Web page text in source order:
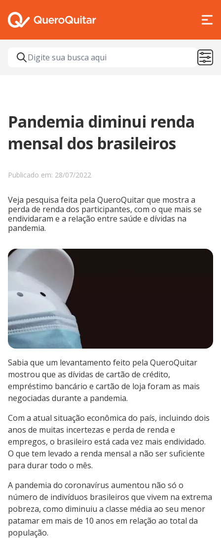
Pandemia diminui renda
mensal dos brasileiros
Publicado em: 28/07/2022
Veja pesquisa feita pela QueroQuitar que mostra a
perda de renda dos participantes, com o que mais se
endividaram e a relação entre saúde e dívidas na
pandemia.
Sabia que um levantamento feito pela QueroQuitar
mostrou que as dívidas de cartão de crédito,
empréstimo bancário e cartão de loja foram as mais
negociadas durante a pandemia.
Com a atual situação econômica do país, incluindo dois
anos de muitas incertezas e perda de renda e
empregos, o brasileiro está cada vez mais endividado.
O que tem levado a renda mensal a não ser suficiente
para durar todo o mês.
A pandemia do coronavírus aumentou não só o
número de indivíduos brasileiros que vivem na extrema
pobreza, como diminuiu a classe média ao seu menor
patamar em mais de 10 anos em relação ao total da
população.